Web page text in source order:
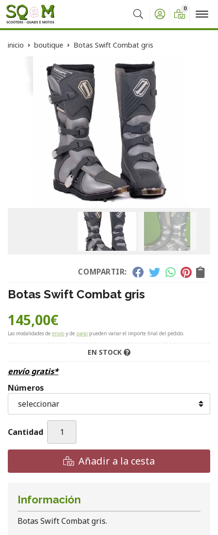
Buscar
0
inicio boutique Botas Swift Combat gris
COMPARTIR:
Botas Swift Combat gris
145,00€
Las modalidades de envío y de pago pueden variar el importe final del pedido.
EN STOCK
envío gratis*
Números
Cantidad
Añadir a la cesta
Información
Botas Swift Combat gris.